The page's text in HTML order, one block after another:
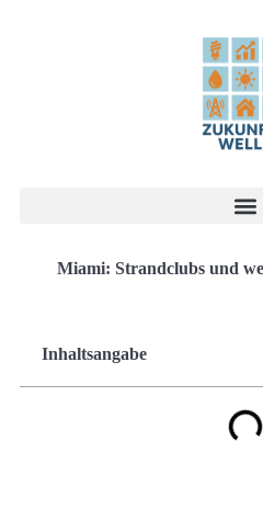
Miami: Strandclubs und
Inhaltsangabe